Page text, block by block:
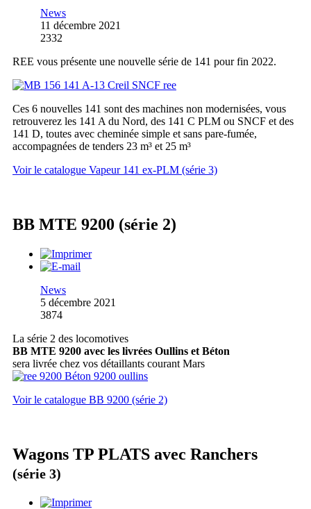
News
11 décembre 2021
2332
REE vous présente une nouvelle série de 141 pour fin 2022.
Ces 6 nouvelles 141 sont des machines non modernisées, vous
retrouverez les 141 A du Nord, des 141 C PLM ou SNCF et des
141 D, toutes avec cheminée simple et sans pare-fumée,
accompagnées de tenders 23 m³ et 25 m³
Voir le catalogue Vapeur 141 ex-PLM (série 3)
BB MTE 9200 (série 2)
News
5 décembre 2021
3874
La série 2 des locomotives
BB MTE 9200 avec les livrées Oullins et Béton
sera livrée chez vos détaillants courant Mars
Voir le catalogue BB 9200 (série 2)
Wagons TP PLATS avec Ranchers
(série 3)